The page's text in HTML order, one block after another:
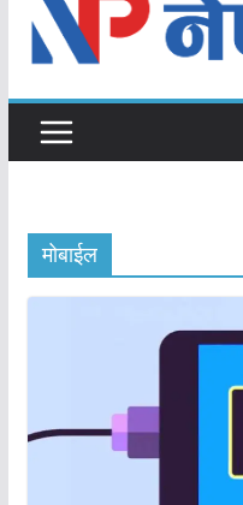
मोबाईल